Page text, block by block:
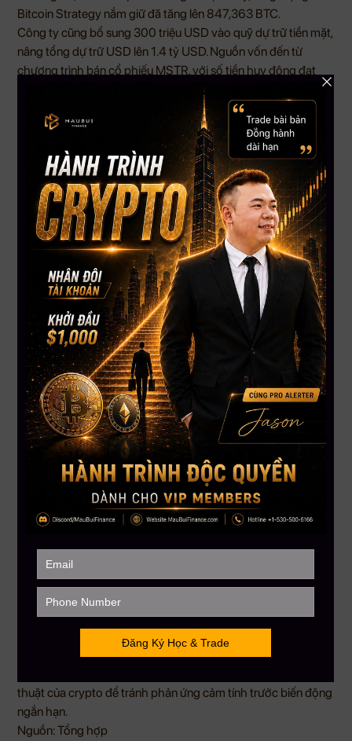
Bitcoin Strategy nắm giữ đã tăng lên 847,363 BTC.
Công ty cũng bổ sung 300 triệu USD vào quỹ dự trữ tiền mặt,
nâng tổng dự trữ USD lên 1.4 tỷ USD. Nguồn vốn đến từ
chương trình bán cổ phiếu MSTR, với số tiền huy động đạt
Việc Strategy tiếp tục mua Bitcoin cho thấy mô hình “huy
động vốn để tích lũy BTC” vẫn được duy trì. Tuy nhiên, cổ
phiếu MSTR và cổ phiếu ưu đãi STRC đang chịu áp lực biến
động, khiến thị trường tiếp tục theo dõi sát cách công ty cân
bằng giữa mua Bitcoin, trả nghĩa vụ tài chính và duy trì thanh
khoản.
5. XRP xuất hiện tín hiệu hồi kỹ thuật, mục tiêu ngắn hạn
quanh 1.40 USD
Một số chỉ báo kỹ thuật của XRP cho thấy khả năng xuất hiện
nhịp hồi ngắn hạn khoảng 23% đến 25% trong tháng 7. Giá
XRP đang ở gần vùng 1.13 USD, trong khi vùng 1.39–1.40
USD được xem là khu vực mục tiêu tiềm năng nếu xảy ra nhịp
hồi về trung bình.
Dữ liệu thanh lý trên Binance cũng cho thấy lượng vị thế short
tập trung lớn quanh vùng 1.37–1.40 USD. Nếu giá XRP bật
tăng, các vị thế bán khống có thể bị ép đóng, tạo thêm lực
mua ngắn hạn.
Tuy nhiên, xu hướng dài hạn vẫn cần thận trọng. Một số phân
tích cho rằng XRP có thể còn kiểm tra lại vùng hỗ trợ thấp
hơn trước khi bước vào chu kỳ hồi phục lớn hơn. Vì vậy, đây
vẫn là tín hiệu kỹ thuật cần được theo dõi, không phải lời
khẳng định chắc chắn về xu hướng tăng.
Kết luận
trái chiều: Trung Quốc kiểm soát doanh nghiệp nhưng vẫn
cần khu vực tư nhân, Mỹ nới lỏng tạm thời với dầu Iran nhưng
Big Tech suy yếu, ngành xe điện tiếp tục tái cấu trúc, trong khi
Bitcoin và XRP vẫn thu hút sự chú ý từ giới đầu tư crypto.
Giai đoạn này cho thấy dòng tiền không đứng yên mà liên tục
xoay vòng giữa các nhóm tài sản. Nhà đầu tư cần theo dõi kỹ
thuật của crypto để tránh phản ứng cảm tính trước biến động
ngắn hạn.
Nguồn: Tổng hợp